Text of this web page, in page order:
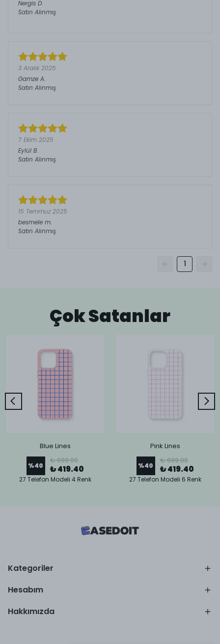
Nergis D.
Satın Alınmış
3 Aralık 2025
Gamze A.
Satın Alınmış
7 Ekim 2025
Eylül B.
Satın Alınmış
15 Temmuz 2025
besmele m.
Satın Alınmış
1
Çok Satanlar
Blue Lines
%40
₺ 699.00
₺ 419.40
27 Telefon Modeli 4 Renk
Pink Lines
%40
₺ 699.00
₺ 419.40
27 Telefon Modeli 6 Renk
Kategoriler
Hesabım
Hakkımızda